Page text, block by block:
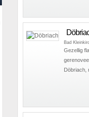
Bad
Gezellig
Döbriach,